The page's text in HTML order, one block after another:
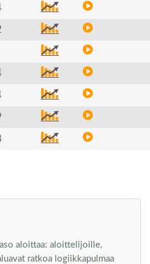
aloittaa: aloittelijoille,
ratkoa logiikkapulmaa